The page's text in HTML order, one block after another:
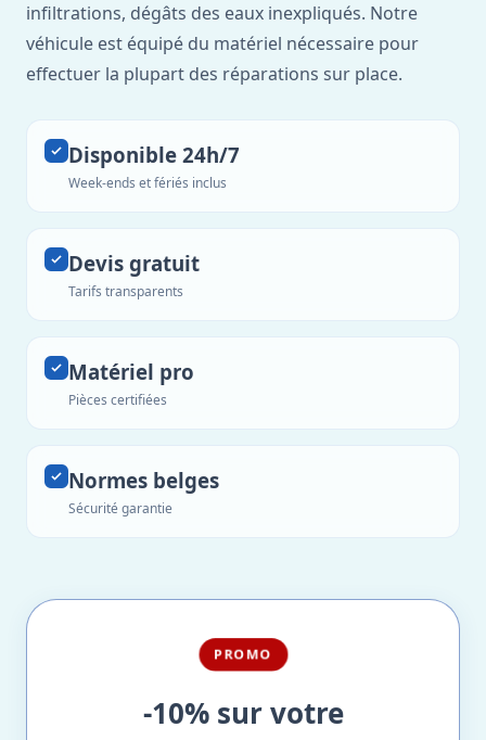
infiltrations, dégâts des eaux inexpliqués. Notre
véhicule est équipé du matériel nécessaire pour
effectuer la plupart des réparations sur place.
Disponible 24h/7
Week-ends et fériés inclus
Devis gratuit
Tarifs transparents
Matériel pro
Pièces certifiées
Normes belges
Sécurité garantie
PROMO
-10% sur votre